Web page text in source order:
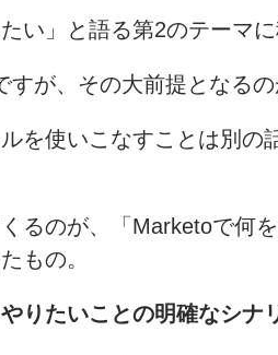
い」と語る第2のテーマ
が、その大前提となる
を使いこなすことは別
るのが、「Marketoで何
もの。
りたいことの明確なシナ